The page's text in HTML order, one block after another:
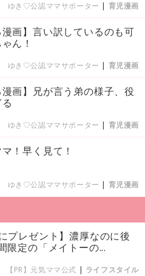
ゆき♡公認ママサポーター | 育児漫画
漫画】言い訳しているのも可
ん！
ゆき♡公認ママサポーター | 育児漫画
漫画】兄が言う弟の様子、役
ゆき♡公認ママサポーター | 育児漫画
！早く見て！
ゆき♡公認ママサポーター | 育児漫画
プレゼント】濃厚なのに後
限定の「メイトーの...
【PR】元気ママ公式 | ライフスタイル